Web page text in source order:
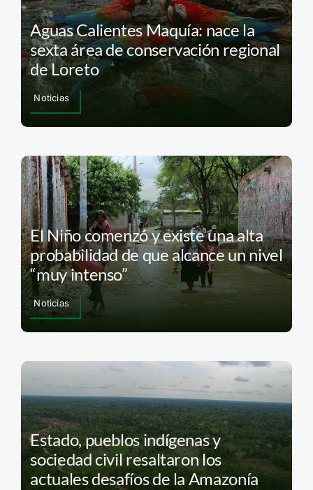
Aguas Calientes Maquía: nace la
sexta área de conservación regional
de Loreto
Noticias
El Niño comenzó y existe una alta
probabilidad de que alcance un nivel
“muy intenso”
Noticias
Estado, pueblos indígenas y
sociedad civil resaltaron los
actuales desafíos de la Amazonía